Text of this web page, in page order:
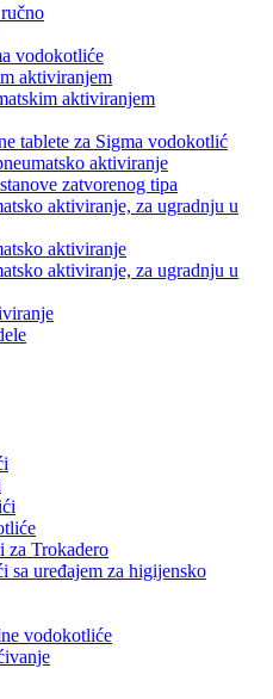
vodokotliće
aktiviranjem
aktiviranjem
tablete za Sigma vodokotlić
aktiviranje
zatvorenog tipa
aktiviranje, za ugradnju u
aktiviranje
aktiviranje, za ugradnju u
Trokadero
sa uređajem za higijensko
vodokotliće